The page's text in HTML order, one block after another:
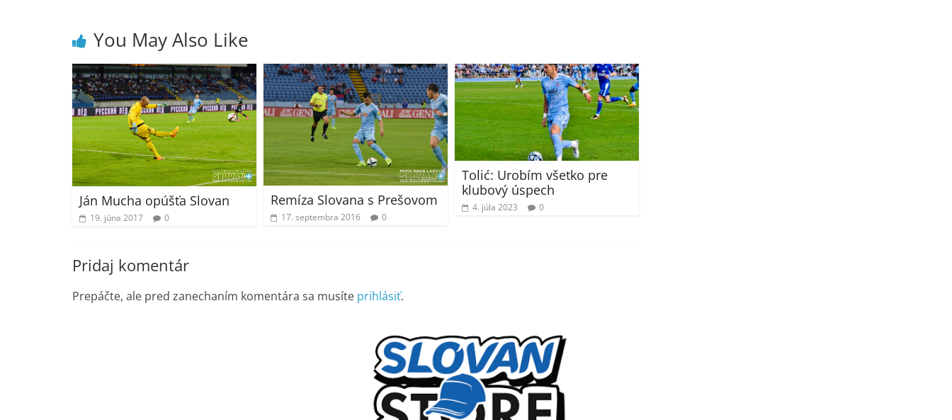
You May Also Like
Ján Mucha opúšťa Slovan
19. júna 2017 0
Remíza Slovana s Prešovom
17. septembra 2016 0
Tolić: Urobím všetko pre
klubový úspech
4. júla 2023 0
Pridaj komentár
Prepáčte, ale pred zanechaním komentára sa musíte prihlásiť.